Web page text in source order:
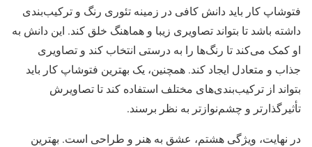
فتوشاپ کار باید دانش کافی در زمینه تئوری رنگ و ترکیب‌بندی
داشته باشد تا بتواند تصاویری زیبا و هماهنگ خلق کند. این دانش به
او کمک می‌کند تا رنگ‌ها را به درستی انتخاب کند و تصاویری
جذاب و متعادل ایجاد کند. همچنین، یک بهترین فتوشاپ کار باید
بتواند از ترکیب‌بندی‌های مختلف استفاده کند تا تصاویرش
تأثیرگذارتر و چشم‌نوازتر به نظر برسند.
در نهایت، ویژگی هشتم، عشق به هنر و طراحی است. بهترین